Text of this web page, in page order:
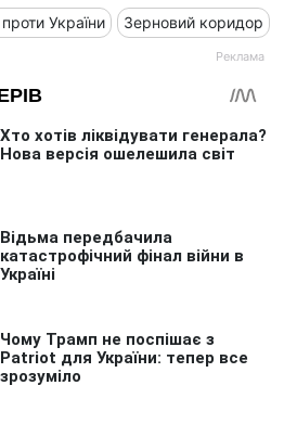
проти України Зерновий коридор